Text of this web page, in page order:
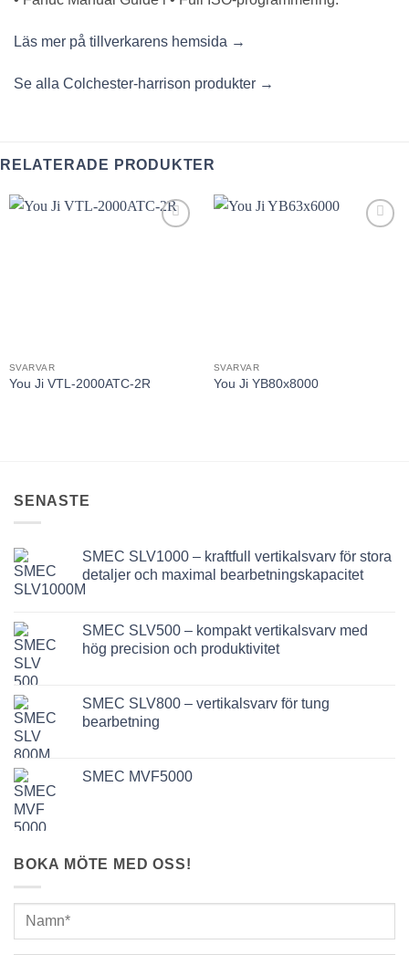
Läs mer på tillverkarens hemsida →
Se alla Colchester-harrison produkter →
RELATERADE PRODUKTER
SVARVAR
You Ji VTL-2000ATC-2R
SVARVAR
You Ji YB80x8000
SENASTE
SMEC SLV1000 – kraftfull vertikalsvarv för stora
detaljer och maximal bearbetningskapacitet
SMEC SLV500 – kompakt vertikalsvarv med
hög precision och produktivitet
SMEC SLV800 – vertikalsvarv för tung
bearbetning
SMEC MVF5000
BOKA MÖTE MED OSS!